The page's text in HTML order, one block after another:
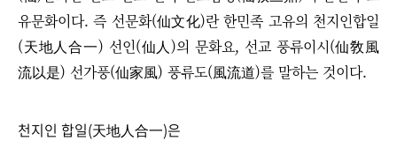
유문화이다. 즉 선문화(仙文化)란 한민족 고유의 천지인합일
(天地人合一) 선인(仙人)의 문화요, 선교 풍류이시(仙敎風
流以是) 선가풍(仙家風) 풍류도(風流道)를 말하는 것이다.
천지인 합일(天地人合一)은